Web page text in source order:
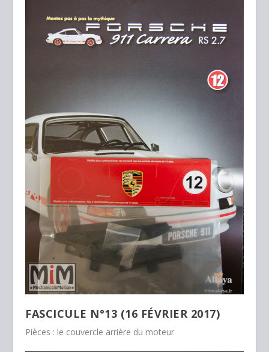
FASCICULE N°13 (16 FÉVRIER 2017)
Pièces : le couvercle arrière du moteur